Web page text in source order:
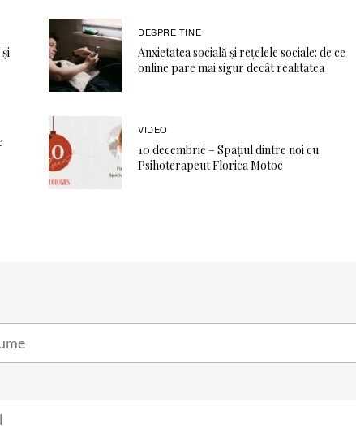
DESPRE TINE
Anxietatea socială și rețelele sociale: de ce
online pare mai sigur decât realitatea
VIDEO
10 decembrie – Spațiul dintre noi cu
Psihoterapeut Florica Motoc